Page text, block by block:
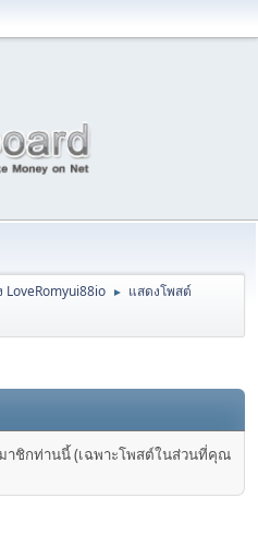
LoveRomyui88io ► แสดงโพสต์
ชิกท่านนี้ (เฉพาะโพสต์ในส่วนที่คุณ